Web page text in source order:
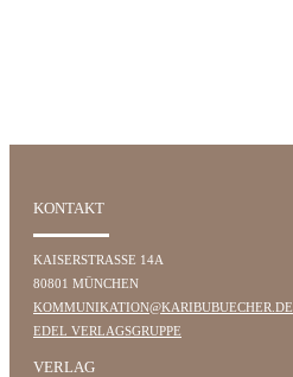
KONTAKT
KAISERSTRASSE 14A
80801 MÜNCHEN
KOMMUNIKATION@KARIBUBUECHER.DE
EDEL VERLAGSGRUPPE
VERLAG